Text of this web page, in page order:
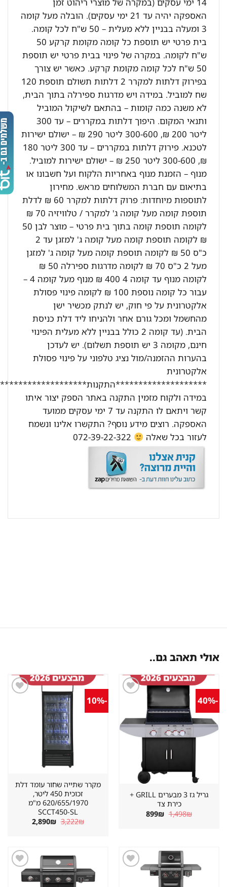
האספקה יהיה עד 21 ימי עסקים). הובלה מעל קומה
3 ומעלה בבניין ללא מעלית – 50 ש"ח לכל קומה.
בית פרטי יש תוספת כל קומה מקומת קרקע 50
ש"ח לקומה. במקרה של פינוי בבית פרטי יש תוספת
50 ש"ח לכל קומה מקומת קרקע. כאשר יש צורך
בפירוק דלתות למקרר 2 דלתות תשולם תוספת 120
שח למוביל. במידה ויש מדרגות ספירלה בתוך הבית,
לא משנה כמה קומות – בהתאם לשיקול המוביל
ותנאי המקום. היפוך דלתות במקררים – עד 300
ליטר 200 ₪, 300-600 ליטר 290 ₪ – ישולם ישירות
לטכנא. פירוק דלתות במקררים – עד 300 ליטר 180
₪, 300-600 ליטר 250 ₪ – ישולם ישירות למוביל.
מנוף – הזמנת מנוף באחריות הלקוח ועל חשבונו או
בתיאום עם חברת המשלוחים מראש. מחירון
לתוספות מיוחדות: פרוק דלתות למקרר 60 ₪ לדלת
תוספת קומה מעל קומה ג' למקרר / טלוויזיה 70 ₪
לקומה תוספת קומה בתוך בית פרטי – מוצר לבן 50
₪ לקומה תוספת קומה מעל קומה ג' למזגן עד 2
כ"ס 50 ₪ לקומה תוספת קומה מעל קומה ג' למזגן
מעל 2 כ"ס 70 ₪ לקומה מדרגות ספירלה 50 ₪
לקומה מנוף עד קומה 4 400 ₪ מנוף מעל קומה 4 –
עבור כל קומה נוספת 100 ₪ לקומה פינוי פסולת
אלקטרונית על פי חוק, יש לנתק מכשיר ישן
מהחשמל ומכל גורם אחר ולהניחו ליד דלת כניסת
הבית. (עד קומה 2 כולל בבניין ללא מעלית הפינוי
חינם, מקומה 3 יש תוספת תשלום). יש לעדכן
בהערות ההזמנה/מול נציג טלפוני על פינוי פסולת
אלקטרונית
********************התקנות********************:
במידה ולקוח מזמין התקנה באתר הספק יצור איתו
קשר ויתאם לו התקנה עד 7 ימי עסקים ממועד
האספקה. רוצים מידע נוסף? התקשרו אלינו ונשמח
לעזור בכל שאלה
072-39-22-322
אולי תאהב גם..
במועדפים
גריל גז 3 מבערים GRILL +
כירת צד
1,498 המחיר
המקורי
899 ₪ המחיר
הנוכחי
מקרר שתייה שחור עומד דלת
זכוכית 450 ליטר,
620/655/1970 מ"מ
SCCT450-SL
3,222 המחיר
2,890 ₪ המחיר
הנוכחי
שמור
מוצר